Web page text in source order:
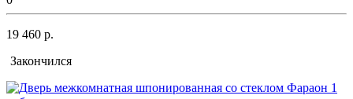
19 460 р.
Закончился